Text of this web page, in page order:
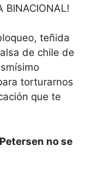
BINACIONAL!
teñida
de chile de
torturarnos
que te
no se